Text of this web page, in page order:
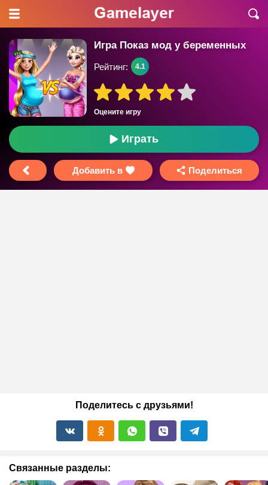
Игра Показ мод у беременных
Оцените игру
Рейтинг: 4.1
Играть
Добавить в Поделиться
Поделитесь с друзьями!
Связанные разделы: